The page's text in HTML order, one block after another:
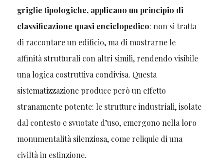
griglie tipologiche, applicano un principio di
classificazione quasi enciclopedico: non si tratta
di raccontare un edificio, ma di mostrarne le
affinità strutturali con altri simili, rendendo visibile
una logica costruttiva condivisa. Questa
sistematizzazione produce però un effetto
stranamente potente: le strutture industriali, isolate
dal contesto e svuotate d’uso, emergono nella loro
monumentalità silenziosa, come reliquie di una
civiltà in estinzione.